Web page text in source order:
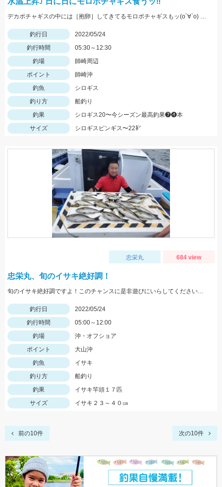
デカポチャギスの中には［抱卵］してきてるモロポチャギスもッ(о´∀`о) 期間限定ですので お早めにッ(ﾟ∀ﾟ)b
釣行日
2022/05/24
釣行時間
05:30～12:30
釣場
師崎周辺
ポイント
師崎沖
釣魚
シロギス
釣り方
船釣り
釣果
シロギス20〜今シーズン最高釣果❼❹本
サイズ
シロギスピンギス〜22㌢
忠栄丸 684 view
忠栄丸、旬のイサキ絶好調！
旬のイサキ絶好調ですよ！このチャンスに是非遊びにいらしてくださいね。
釣行日
2022/05/24
釣行時間
05:00～12:00
釣場
沖・オフショア
ポイント
大山沖
釣魚
イサキ
釣り方
船釣り
釣果
イサキ竿頭１７匹
サイズ
イサキ２３～４０㎝
前の10件 次の10件